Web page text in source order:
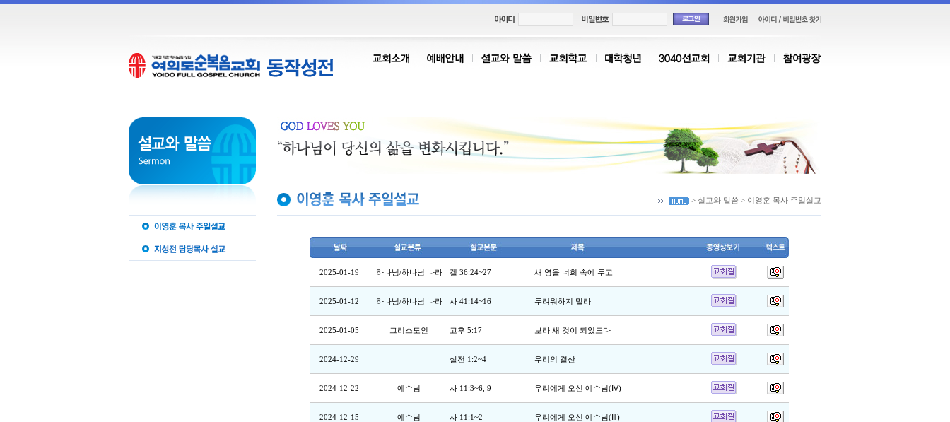
> 설교와 말씀 > 이영훈 목사 주일설교
2025-01-19 하나님/하나님 나라 겔 36:24~27 새 영을 너희 속에 두고
2025-01-12 하나님/하나님 나라 사 41:14~16 두려워하지 말라
2025-01-05 그리스도인 고후 5:17 보라 새 것이 되었도다
2024-12-29 살전 1:2~4 우리의 결산
2024-12-22 예수님 사 11:3~6, 9 우리에게 오신 예수님(Ⅳ)
2024-12-15 예수님 사 11:1~2 우리에게 오신 예수님(Ⅲ)